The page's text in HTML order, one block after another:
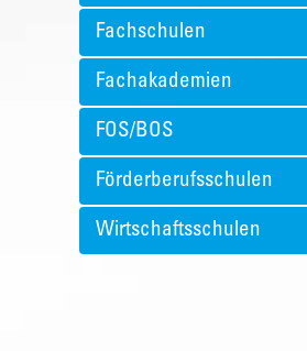
Fachschulen
Fachakademien
FOS/BOS
Förderberufsschulen
Wirtschaftsschulen